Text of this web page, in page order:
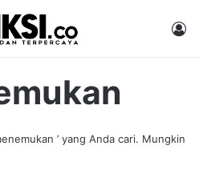
’ yang Anda cari. Mungkin